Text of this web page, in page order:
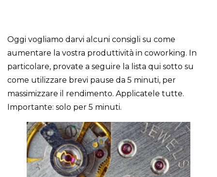
Oggi vogliamo darvi alcuni consigli su come
aumentare la vostra produttività in coworking. In
particolare, provate a seguire la lista qui sotto su
come utilizzare brevi pause da 5 minuti, per
massimizzare il rendimento. Applicatele tutte.
Importante: solo per 5 minuti.